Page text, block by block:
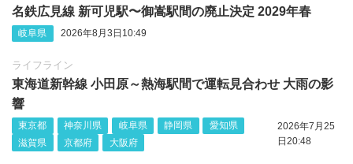
名鉄広見線 新可児駅〜御嵩駅間の廃止決定 2029年春
岐阜県 2026年8月3日10:49
ライフライン
東海道新幹線 小田原～熱海駅間で運転見合わせ 大雨の影
響
東京都 神奈川県 岐阜県 静岡県
愛知県
滋賀県
京都府 大阪府
2026年7月25
日20:48